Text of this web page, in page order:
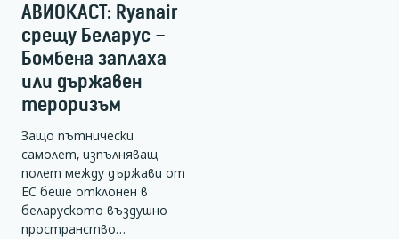
АВИОКАСТ: Ryanair
срещу Беларус –
Бомбена заплаха
или държавен
тероризъм
Защо пътнически
самолет, изпълняващ
полет между държави от
ЕС беше отклонен в
беларуското въздушно
пространство…